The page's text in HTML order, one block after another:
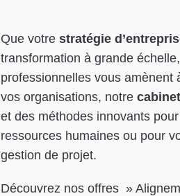
Que votre stratégie
transformation à grande
professionnelles vous amènent
vos organisations, notre
et des méthodes innovants
ressources humaines ou pour
gestion de projet.
Découvrez nos offres »